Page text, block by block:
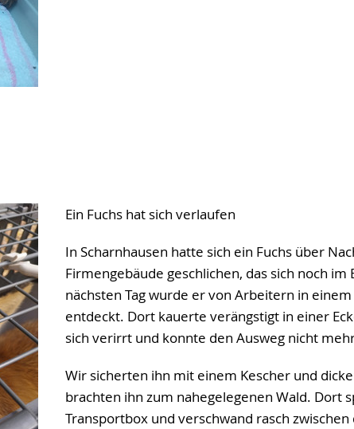
Ein Fuchs hat sich verlaufen
In Scharnhausen hatte sich ein Fuchs über
Firmengebäude geschlichen, das sich noch im
nächsten Tag wurde er von Arbeitern in
entdeckt. Dort kauerte verängstigt in einer
sich verirrt und konnte den Ausweg nicht
Wir sicherten ihn mit einem Kescher und
brachten ihn zum nahegelegenen Wald. Dort
Transportbox und verschwand rasch